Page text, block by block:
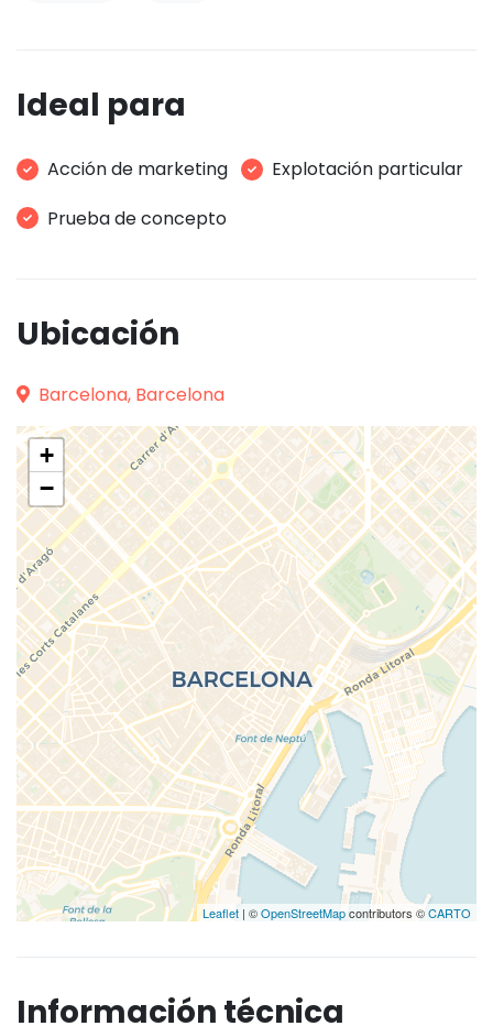
Ideal para
Acción de marketing
Explotación particular
Prueba de concepto
Ubicación
Barcelona, Barcelona
+
−
Leaflet | ©OpenStreetMapcontributors ©CARTO
Información técnica